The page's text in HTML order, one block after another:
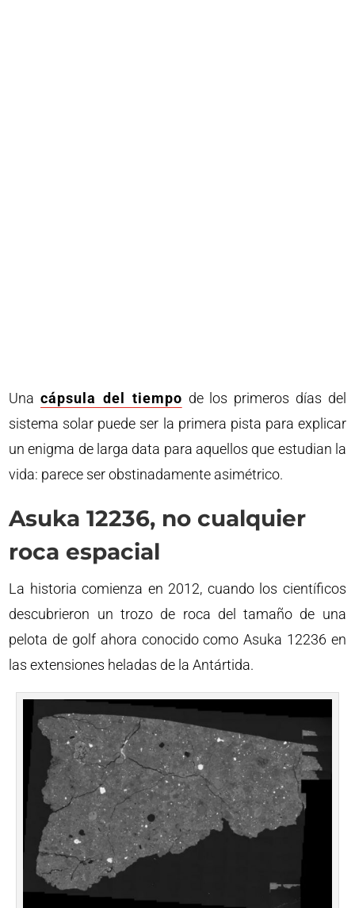
Unacápsula del tiempo de los primeros días del
sistema solar puede ser la primera pista para explicar
un enigma de larga data para aquellos que estudian la
vida: parece ser obstinadamente asimétrico.
Asuka 12236, no cualquier
roca espacial
La historia comienza en 2012, cuando los científicos
descubrieron un trozo de roca del tamaño de una
pelota de golf ahora conocido como Asuka 12236 en
las extensiones heladas de la Antártida.